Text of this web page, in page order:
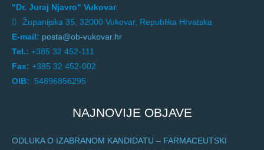
"Dr. Juraj Njavro" Vukovar
Županijska 35, 32000 Vukovar, Republika Hrvatska
E-mail: posta@ob-vukovar.hr
Tel.: +385 32 452-111
Fax: +385 32 452-002
OIB:: 54896856295
NAJNOVIJE OBJAVE
ODLUKA O IZABRANOM KANDIDATU – FARMACEUTSKI